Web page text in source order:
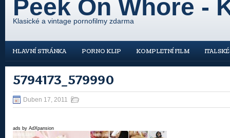
Peek On Whore -
Klasické a vintage pornofilmy zdarma
HLAVNÍ STRÁNKA PORNO KLIP KOMPLETNÍ FILM
5794173_579990
Duben 17, 2011
ads by AdXpansion